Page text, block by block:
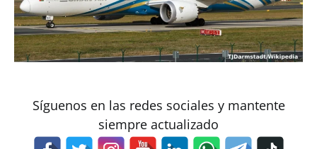
Síguenos en las redes sociales y mantente
siempre actualizado